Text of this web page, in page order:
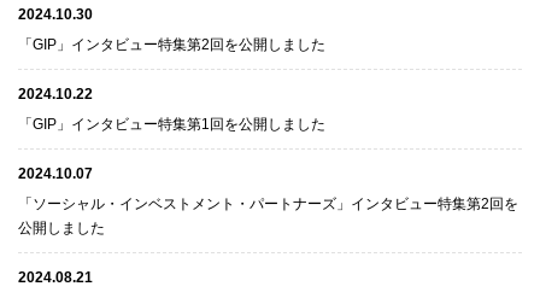
2024.10.30
「GIP」インタビュー特集第2回を公開しました
2024.10.22
「GIP」インタビュー特集第1回を公開しました
2024.10.07
「ソーシャル・インベストメント・パートナーズ」インタビュー特集第2回を
公開しました
2024.08.21